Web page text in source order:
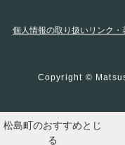
松島町のおすすめとじ
る
個人情報の取り扱いリンク・
Copyright ©